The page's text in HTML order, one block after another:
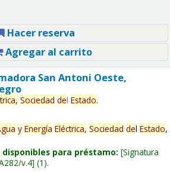
Hacer reserva
Agregar al carrito
San Antoni Oeste,
Sociedad del Estado.
y Energía Eléctrica, Sociedad del Estado,
disponibles para préstamo: Signatura
v.4 (1).